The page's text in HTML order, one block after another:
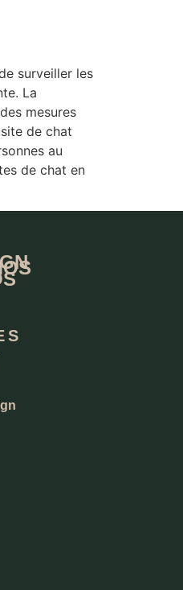
surveiller les
La
mesures
de chat
au
de chat en